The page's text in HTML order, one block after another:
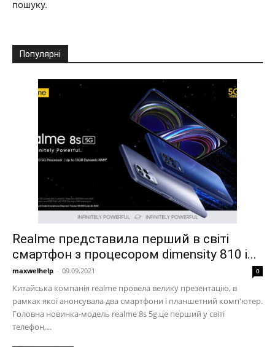
пошуку.
Популярні
Realme представила перший в світі
смартфон з процесором dimensity 810 і...
maxwelhelp - 09.09.2021 0
Китайська компанія realme провела велику презентацію, в
рамках якої анонсувала два смартфони і планшетний комп'ютер.
Головна новинка-модель realme 8s 5g.це перший у світі
телефон,...